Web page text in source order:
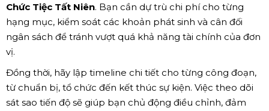
Chức Tiệc Tất Niên. Bạn cần dự trù chi phí cho từng
hạng mục, kiểm soát các khoản phát sinh và cân đối
ngân sách để tránh vượt quá khả năng tài chính của đơn
vị.
Đồng thời, hãy lập timeline chi tiết cho từng công đoạn,
từ chuẩn bị, tổ chức đến kết thúc sự kiện. Việc theo dõi
sát sao tiến độ sẽ giúp bạn chủ động điều chỉnh, đảm